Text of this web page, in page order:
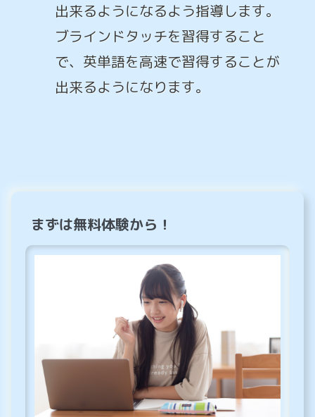
出来るようになるよう指導します。
ブラインドタッチを習得すること
で、英単語を高速で習得することが
出来るようになります。
まずは無料体験から！